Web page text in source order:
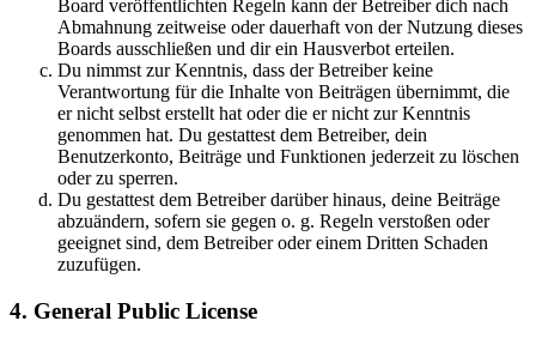
Board veröffentlichten Regeln kann der Betreiber dich nach
Abmahnung zeitweise oder dauerhaft von der Nutzung dieses
Boards ausschließen und dir ein Hausverbot erteilen.
Du nimmst zur Kenntnis, dass der Betreiber keine
Verantwortung für die Inhalte von Beiträgen übernimmt, die
er nicht selbst erstellt hat oder die er nicht zur Kenntnis
genommen hat. Du gestattest dem Betreiber, dein
Benutzerkonto, Beiträge und Funktionen jederzeit zu löschen
oder zu sperren.
Du gestattest dem Betreiber darüber hinaus, deine Beiträge
abzuändern, sofern sie gegen o. g. Regeln verstoßen oder
geeignet sind, dem Betreiber oder einem Dritten Schaden
zuzufügen.
4. General Public License